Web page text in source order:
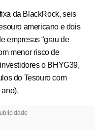
da BlackRock, seis
americano e dois
empresas “grau de
menor risco de
o BHYG39,
do Tesouro com